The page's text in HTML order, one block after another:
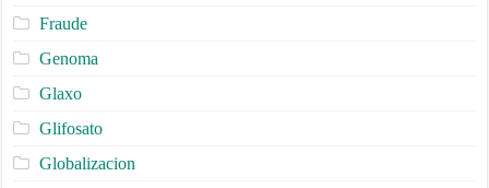
Fraude
Genoma
Glaxo
Glifosato
Globalizacion